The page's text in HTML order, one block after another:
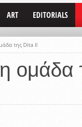
ART EDITORIALS
της Dita II
η ομάδα